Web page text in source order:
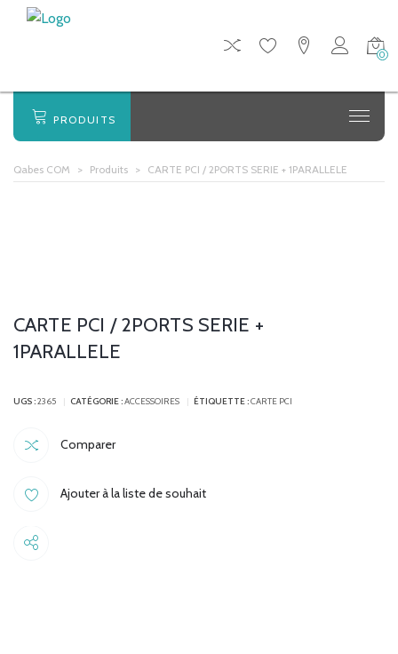
0
PRODUITS
Qabes COM > Produits > CARTE PCI / 2PORTS SERIE + 1PARALLELE
CARTE PCI / 2PORTS SERIE +
1PARALLELE
UGS :2365 CATÉGORIE :ACCESSOIRES ÉTIQUETTE :CARTE PCI
Comparer
Ajouter à la liste de souhait